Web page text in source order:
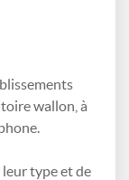
wallon, à
type et de